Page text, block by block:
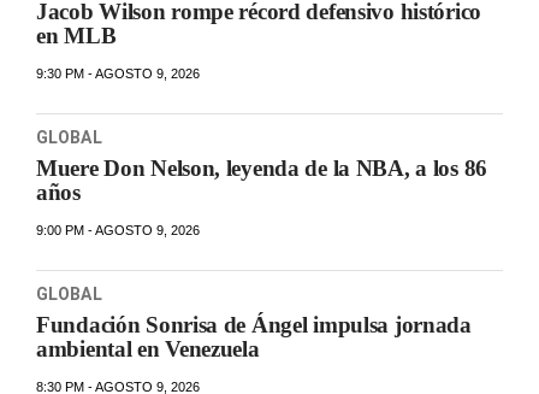
Jacob Wilson rompe récord defensivo histórico
en MLB
9:30 PM - AGOSTO 9, 2026
GLOBAL
Muere Don Nelson, leyenda de la NBA, a los 86
años
9:00 PM - AGOSTO 9, 2026
GLOBAL
Fundación Sonrisa de Ángel impulsa jornada
ambiental en Venezuela
8:30 PM - AGOSTO 9, 2026